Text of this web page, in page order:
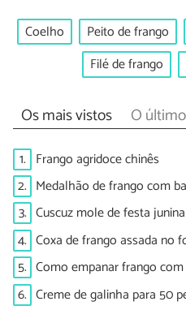
Coelho Peito de frango
Filé de frango
Os mais vistos O último
1. Frango agridoce chinês
2. Medalhão de frango com
3. Cuscuz mole de festa junina
4. Coxa de frango assada no
5. Como empanar frango
6. Creme de galinha para 50